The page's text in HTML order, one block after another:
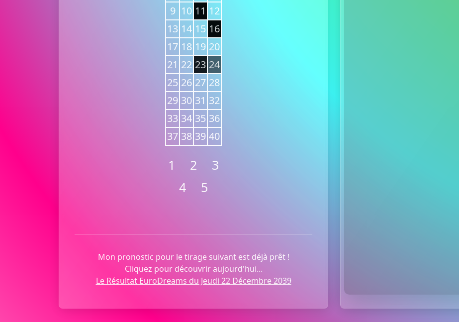
9 10 11 12
13 14 15 16
17 18 19 20
21 22 23 24
25 26 27 28
29 30 31 32
33 34 35 36
37 38 39 40
1 2
3
4
5
Mon pronostic pour le tirage suivant est déjà prêt !
Cliquez pour découvrir aujourd'hui...
Le Résultat EuroDreams du Jeudi 22 Décembre 2039